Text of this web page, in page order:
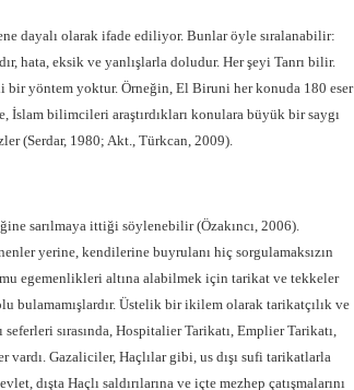
dayalı olarak ifade ediliyor. Bunlar öyle sıralanabilir:
hata, eksik ve yanlışlarla doludur. Her şeyi Tanrı bilir.
yöntem yoktur. Örneğin, El Biruni her konuda 180 eser
bilimcileri araştırdıkları konulara büyük bir saygı
(Serdar, 1980; Akt., Türkcan, 2009).
sarılmaya ittiği söylenebilir (Özakıncı, 2006).
yerine, kendilerine buyrulanı hiç sorgulamaksızın
egemenlikleri altına alabilmek için tarikat ve tekkeler
bulamamışlardır. Üstelik bir ikilem olarak tarikatçılık ve
sırasında, Hospitalier Tarikatı, Emplier Tarikatı,
Gazaliciler, Haçlılar gibi, us dışı sufi tarikatlarla
dışta Haçlı saldırılarına ve içte mezhep çatışmalarını